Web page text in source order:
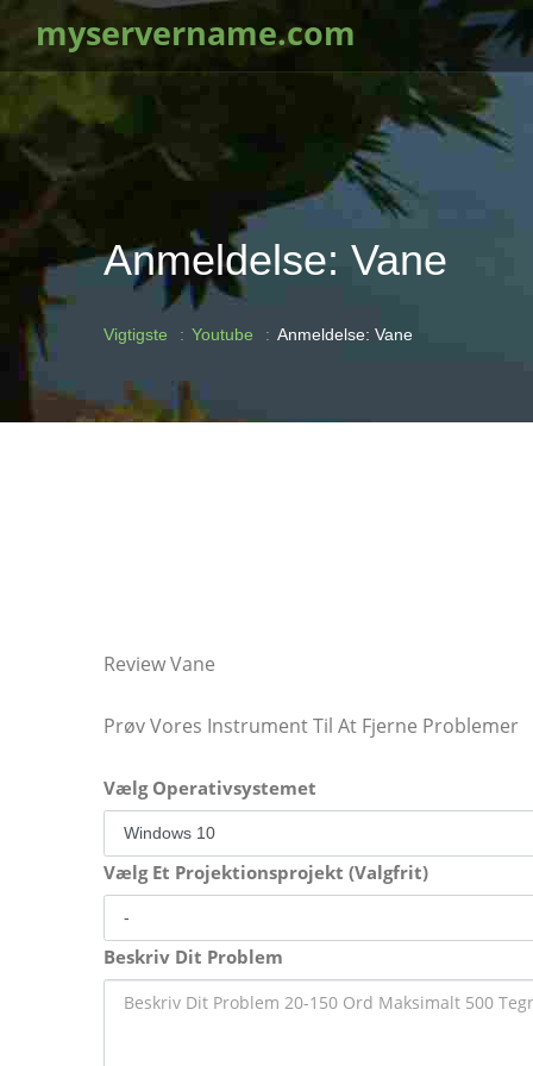
myservername.com
Anmeldelse: Vane
Vigtigste Youtube Anmeldelse: Vane
Review Vane
Prøv Vores Instrument Til At Fjerne Problemer
Vælg Operativsystemet
Vælg Et Projektionsprojekt (Valgfrit)
Beskriv Dit Problem